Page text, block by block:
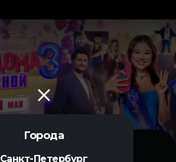
Города
Санкт-Петербург